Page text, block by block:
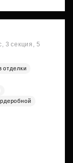
3 секция, 5
отделки